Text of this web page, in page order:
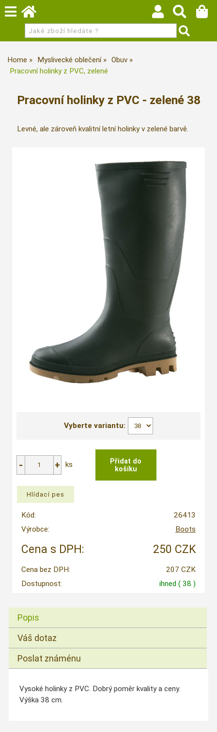
Home Myslivecké oblečení
Obuv
Pracovní holinky z PVC, zelené
Pracovní holinky z PVC - zelené 38
Levné, ale zároveň kvalitní letní holinky v zelené barvě.
Vyberte variantu:
ks
Kód:
26413
Výrobce:
Boots
Cena s DPH: 250 CZK
Cena bez DPH:
207 CZK
Dostupnost:
ihned ( 38 )
Popis
Váš dotaz
Poslat známénu
Vysoké holinky z PVC. Dobrý poměr kvality a ceny.
Výška 38 cm.